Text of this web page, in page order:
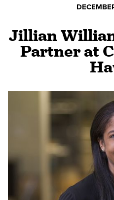
Jillian
Partner at